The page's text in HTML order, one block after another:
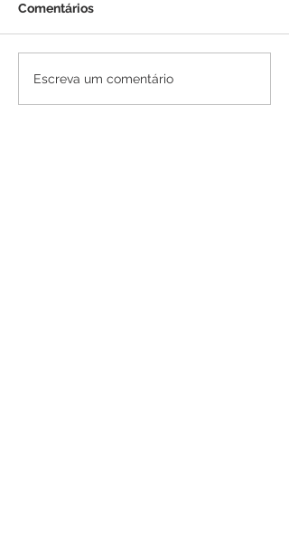
Prefeitura de Brasiléia
conclui construção de
Comentários
Escreva um comentário